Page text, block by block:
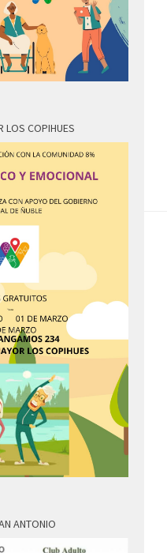
LOS COPIHUES
ANTONIO